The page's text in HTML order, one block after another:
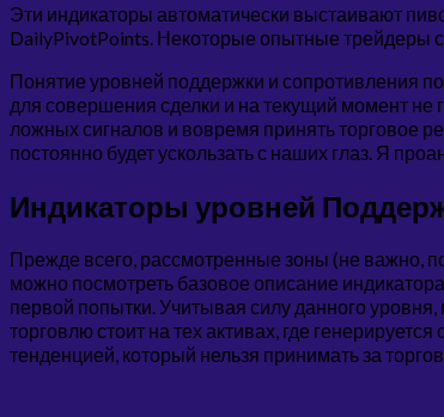
Эти индикаторы автоматически выстаивают
DailyPivotPoints. Некоторые опытные трейдеры
Понятие уровней поддержки и сопротивления
для совершения сделки и на текущий момент не
ложных сигналов и вовремя принять торговое
постоянно будет ускользать с наших глаз. Я
Индикаторы уровней
Прежде всего, рассмотренные зоны (не важно,
можно посмотреть базовое описание
первой попытки. Учитывая силу данного уровня,
торговлю стоит на тех активах, где
тенденцией, который нельзя принимать за